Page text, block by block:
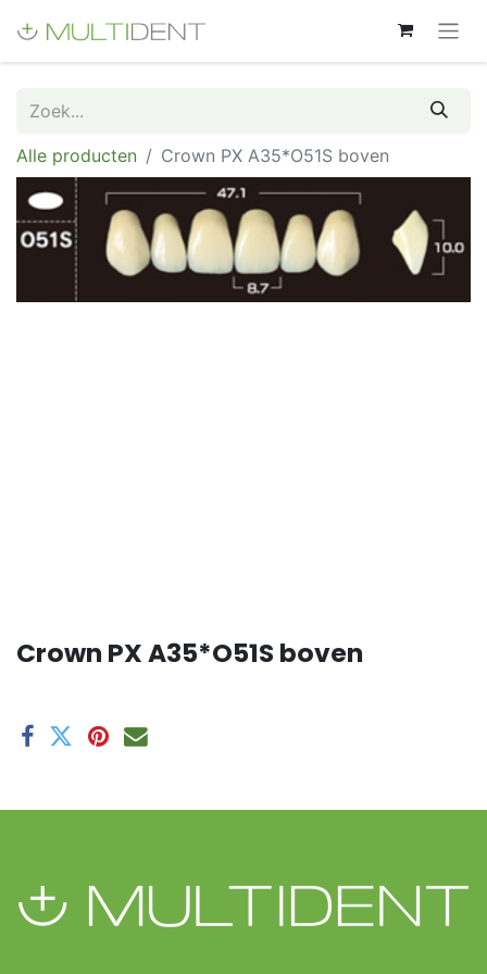
Alle producten Crown PX A35*O51S boven
Crown PX A35*O51S boven